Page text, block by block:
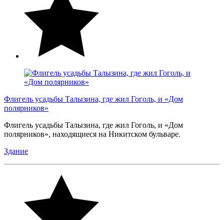
Флигель усадьбы Талызина, где жил Гоголь, и «Дом
полярников»
Флигель усадьбы Талызина, где жил Гоголь, и «Дом
полярников», находящиеся на Никитском бульваре.
Здание